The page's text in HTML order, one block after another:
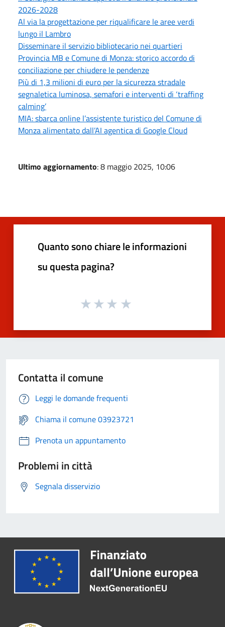
2026-2028
Al via la progettazione per riqualificare le aree verdi
lungo il Lambro
Disseminare il servizio bibliotecario nei quartieri
Provincia MB e Comune di Monza: storico accordo di
conciliazione per chiudere le pendenze
Più di 1,3 milioni di euro per la sicurezza stradale
segnaletica luminosa, semafori e interventi di ‘traffing
calming’
MIA: sbarca online l’assistente turistico del Comune di
Monza alimentato dall’AI agentica di Google Cloud
Ultimo aggiornamento: 8 maggio 2025, 10:06
Quanto sono chiare le informazioni
su questa pagina?
Contatta il comune
Leggi le domande frequenti
Chiama il comune 03923721
Prenota un appuntamento
Problemi in città
Segnala disservizio